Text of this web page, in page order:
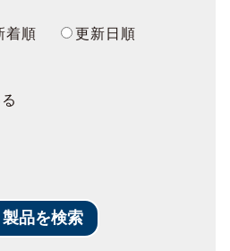
着順
更新日順
製品を検索